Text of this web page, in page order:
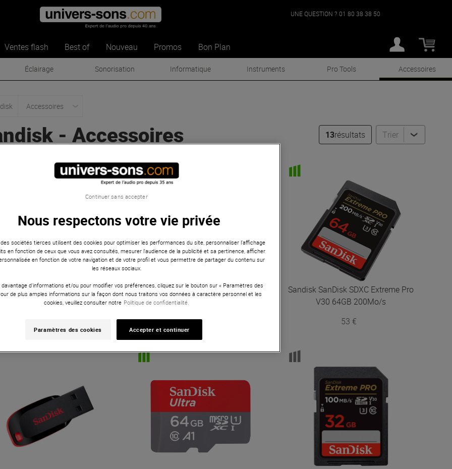
Ventes flash Best of Nouveau Promos Bon Plan
UNE QUESTION ? 01 80 38 38 50
Éclairage Sonorisation Informatique Instruments Pro Tools Accessoires
Accessoires
- Accessoires 13résultats Trier
Cruzer Blade 64Go USB2.0
SandiskCruzer Ultra Flair 128 GB
SandiskSanDisk SDXC Extreme Pro
V30 64GB 200Mo/s
53 €
Nous respectons votre vie privée
sociétés tierces utilisent des cookies pour optimiser les performances du site, personnaliser l’affichage
en fonction de ceux que vous avez consultés, mesurer l'audience de la publicité et sa pertinence, afficher
en fonction de votre navigation et de votre profil et vous permettre de partager du contenu sur
les réseaux sociaux.
d'informations et/ou pour modifier vos préférences, cliquez sur le bouton sur « Paramètres des
de plus amples informations sur la façon dont nous traitons vos données à caractère personnel et les
cookies, veuillez consulter notre Politique de confidentialité.
Paramètres des cookies Accepter et continuer
Continuer sans accepter